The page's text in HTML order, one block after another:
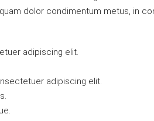
dolor condimentum metus, in
adipiscing elit.
adipiscing elit.